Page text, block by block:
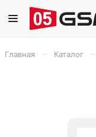
Главная Каталог